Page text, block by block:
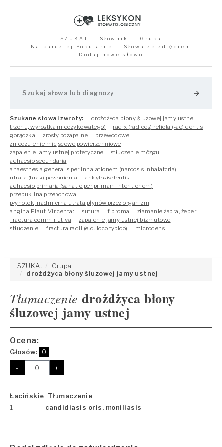
SZUKAJ Słownik
Grupa
Najbardziej Popularne
Słowa ze zdjęciem
Dodaj nowe słowo
arrow_forward
Szukane słowa i zwroty:
drożdżyca błony śluzowej jamy ustnej
trzonu, wyrostka mieczykowatego)
radix (radices) relicta (-ae) dentis
gorączka
zrosty pozapalne
przewodowe
znieczulenie miejscowe powierzchniowe
zapalenie jamy ustnej protetyczne
stłuczenie mózgu
adhaesio secundaria
anaesthesia generalis per inhalationem (narcosis inhalatoria)
utrata (brak) powonienia
ankylosis dentis
adhaesio primaria (sanatio per primam intentionem)
przepuklina przeponowa
płynotok, nadmierna utrata płynów przez organizm
angina Plaut-Vincenta:
sutura fibroma
złamanie żebra, żeber
fractura comminutiva
zapalenie jamy ustnej bizmutowe
stłuczenie
fractura radii (e.c. loco typico) microdens
SZUKAJ
Grupa
drożdżyca błony śluzowej jamy ustnej
Tłumaczenie drożdżyca błony
śluzowej jamy ustnej
Ocena:
Głosów: 0
- +
Łacińskie Tłumaczenie
1
candidiasis oris, moniliasis